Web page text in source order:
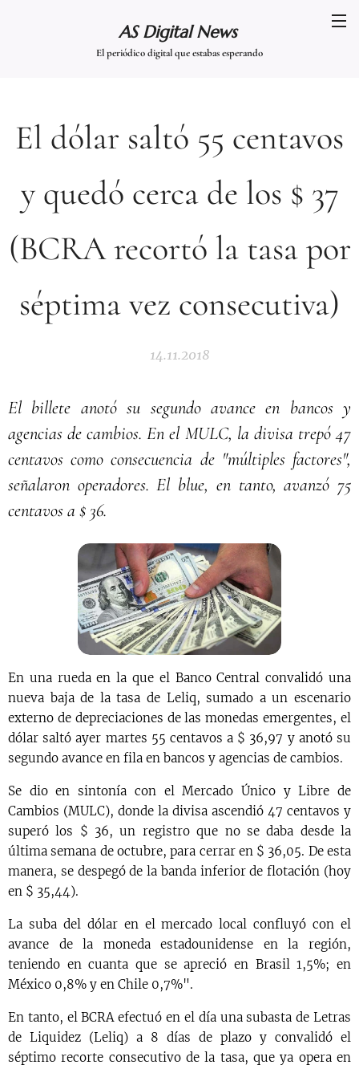
AS Digital News
El periódico digital que estabas esperando
El dólar saltó 55 centavos
y quedó cerca de los $ 37
(BCRA recortó la tasa por
séptima vez consecutiva)
14.11.2018
El billete anotó su segundo avance en bancos y
agencias de cambios. En el MULC, la divisa trepó 47
centavos como consecuencia de "múltiples factores",
señalaron operadores. El blue, en tanto, avanzó 75
centavos a $ 36.
En una rueda en la que el Banco Central convalidó una
nueva baja de la tasa de Leliq, sumado a un escenario
externo de depreciaciones de las monedas emergentes, el
dólar saltó ayer martes 55 centavos a $ 36,97 y anotó su
segundo avance en fila en bancos y agencias de cambios.
Se dio en sintonía con el Mercado Único y Libre de
Cambios (MULC), donde la divisa ascendió 47 centavos y
superó los $ 36, un registro que no se daba desde la
última semana de octubre, para cerrar en $ 36,05. De esta
manera, se despegó de la banda inferior de flotación (hoy
en $ 35,44).
La suba del dólar en el mercado local confluyó con el
avance de la moneda estadounidense en la región,
teniendo en cuanta que se apreció en Brasil 1,5%; en
México 0,8% y en Chile 0,7%".
En tanto, el BCRA efectuó en el día una subasta de Letras
de Liquidez (Leliq) a 8 días de plazo y convalidó el
séptimo recorte consecutivo de la tasa, que ya opera en